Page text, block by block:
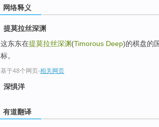
网络释义
提莫拉丝深渊
这东东在提莫拉丝深渊(Timorous Deep)的棋盘的
标。
基于48个网页-相关网页
深惧洋
有道翻译